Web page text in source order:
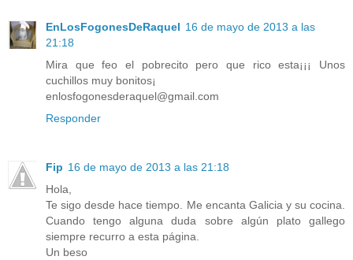
EnLosFogonesDeRaquel 16 de mayo de 2013 a las
21:18
Mira que feo el pobrecito pero que rico esta¡¡¡ Unos
cuchillos muy bonitos¡
enlosfogonesderaquel@gmail.com
Responder
Fip 16 de mayo de 2013 a las 21:18
Hola,
Te sigo desde hace tiempo. Me encanta Galicia y su cocina.
Cuando tengo alguna duda sobre algún plato gallego
siempre recurro a esta página.
Un beso